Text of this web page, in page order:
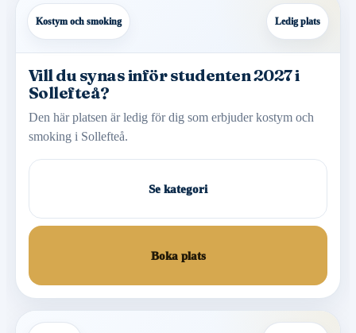
Kostym och smoking Ledig plats
Vill du synas inför studenten 2027 i
Sollefteå?
Den här platsen är ledig för dig som erbjuder kostym och
smoking i Sollefteå.
Se kategori
Boka plats